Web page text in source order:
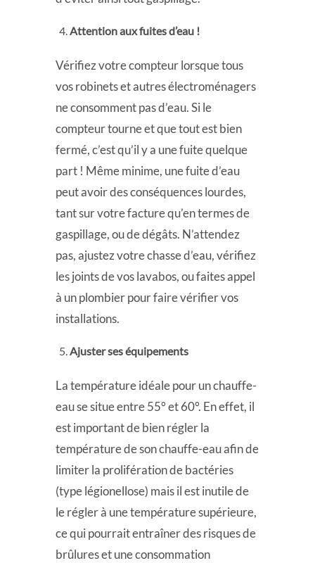
Attention aux fuites d’eau !
Vérifiez votre compteur lorsque tous
vos robinets et autres électroménagers
ne consomment pas d’eau. Si le
compteur tourne et que tout est bien
fermé, c’est qu’il y a une fuite quelque
part ! Même minime, une fuite d’eau
peut avoir des conséquences lourdes,
tant sur votre facture qu’en termes de
gaspillage, ou de dégâts. N’attendez
pas, ajustez votre chasse d’eau, vérifiez
les joints de vos lavabos, ou faites appel
à un plombier pour faire vérifier vos
installations.
Ajuster ses équipements
La température idéale pour un chauffe-
eau se situe entre 55° et 60°. En effet, il
est important de bien régler la
température de son chauffe-eau afin de
limiter la prolifération de bactéries
(type légionellose) mais il est inutile de
le régler à une température supérieure,
ce qui pourrait entraîner des risques de
brûlures et une consommation